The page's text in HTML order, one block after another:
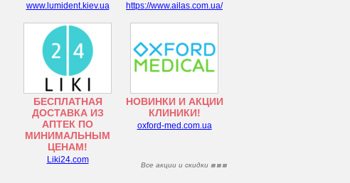
www.lumident.kiev.ua https://www.ailas.com.ua/
БЕСПЛАТНАЯ
ДОСТАВКА ИЗ
АПТЕК ПО
МИНИМАЛЬНЫМ
ЦЕНАМ!
Liki24.com
НОВИНКИ И АКЦИИ
КЛИНИКИ!
oxford-med.com.ua
Все акции и скидки